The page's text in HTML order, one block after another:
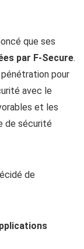
que ses
par F-Secure.
pour
avec le
et les
de sécurité
de